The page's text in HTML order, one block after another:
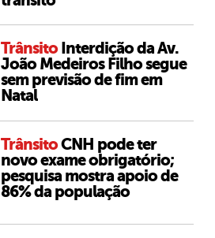
Trânsito Interdição da Av.
João Medeiros Filho segue
sem previsão de fim em
Natal
TrânsitoCNH pode ter
novo exame obrigatório;
pesquisa mostra apoio de
86% da população